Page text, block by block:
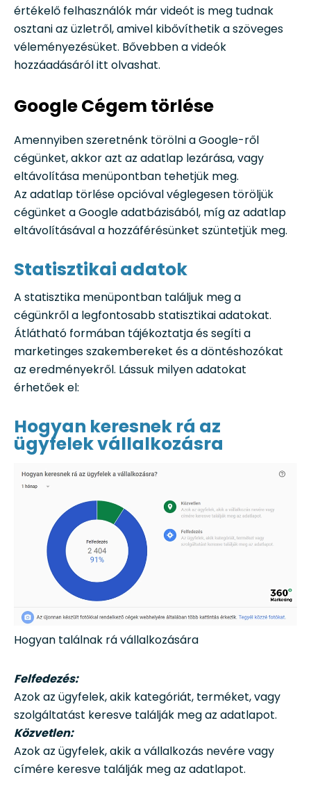
értékelő felhasználók már videót is meg tudnak
osztani az üzletről, amivel kibővíthetik a szöveges
véleményezésüket. Bővebben a videók
hozzáadásáról itt olvashat.
Google Cégem törlése
Amennyiben szeretnénk törölni a Google-ről
cégünket, akkor azt az adatlap lezárása, vagy
eltávolítása menüpontban tehetjük meg.
Az adatlap törlése opcióval véglegesen töröljük
cégünket a Google adatbázisából, míg az adatlap
eltávolításával a hozzáférésünket szüntetjük meg.
Statisztikai adatok
A statisztika menüpontban találjuk meg a
cégünkről a legfontosabb statisztikai adatokat.
Átlátható formában tájékoztatja és segíti a
marketinges szakembereket és a döntéshozókat
az eredményekről. Lássuk milyen adatokat
érhetőek el:
Hogyan keresnek rá az
ügyfelek vállalkozásra
Hogyan találnak rá vállalkozására
Felfedezés:
Azok az ügyfelek, akik kategóriát, terméket, vagy
szolgáltatást keresve találják meg az adatlapot.
Közvetlen:
Azok az ügyfelek, akik a vállalkozás nevére vagy
címére keresve találják meg az adatlapot.